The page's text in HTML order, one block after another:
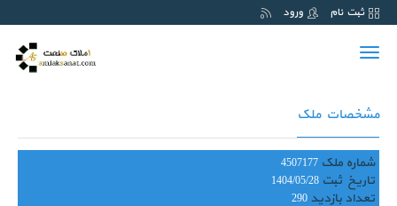
ثبت نام ورود
Toggle
مشخصات ملک
شماره ملک 4507177
تاریخ ثبت 1404/05/28
تعداد بازدید 290